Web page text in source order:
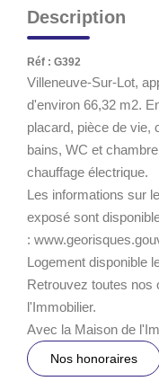
Description
Réf : G392
Villeneuve-Sur-Lot,
d'environ 66,32 m2.
placard, pièce de vie,
bains, WC et
chauffage électrique.
Les informations sur
exposé sont
:
Logement disponible
Retrouvez toutes nos
l'Immobilier.
Avec la Maison de
Nos honoraires